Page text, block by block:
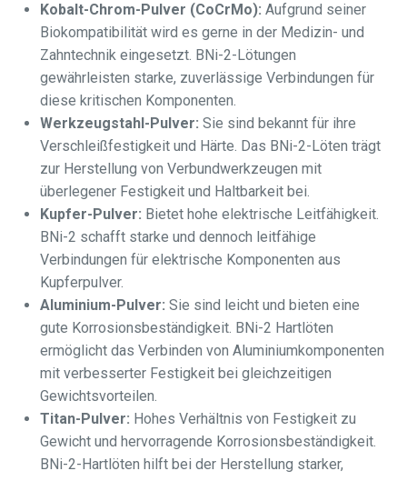
Kobalt-Chrom-Pulver (CoCrMo): Aufgrund seiner
Biokompatibilität wird es gerne in der Medizin- und
Zahntechnik eingesetzt. BNi-2-Lötungen
gewährleisten starke, zuverlässige Verbindungen für
diese kritischen Komponenten.
Werkzeugstahl-Pulver: Sie sind bekannt für ihre
Verschleißfestigkeit und Härte. Das BNi-2-Löten trägt
zur Herstellung von Verbundwerkzeugen mit
überlegener Festigkeit und Haltbarkeit bei.
Kupfer-Pulver: Bietet hohe elektrische Leitfähigkeit.
BNi-2 schafft starke und dennoch leitfähige
Verbindungen für elektrische Komponenten aus
Kupferpulver.
Aluminium-Pulver: Sie sind leicht und bieten eine
gute Korrosionsbeständigkeit. BNi-2 Hartlöten
ermöglicht das Verbinden von Aluminiumkomponenten
mit verbesserter Festigkeit bei gleichzeitigen
Gewichtsvorteilen.
Titan-Pulver: Hohes Verhältnis von Festigkeit zu
Gewicht und hervorragende Korrosionsbeständigkeit.
BNi-2-Hartlöten hilft bei der Herstellung starker,